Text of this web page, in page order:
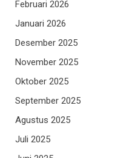
Februari 2026
Januari 2026
Desember 2025
November 2025
Oktober 2025
September 2025
Agustus 2025
Juli 2025